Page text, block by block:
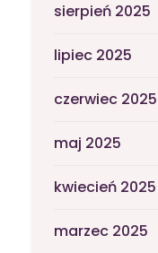
sierpień 2025
lipiec 2025
czerwiec 2025
maj 2025
kwiecień 2025
marzec 2025